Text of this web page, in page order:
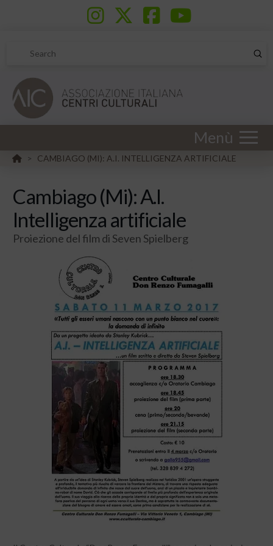
Search
Menù
HOME
> CAMBIAGO (MI): A.I. INTELLIGENZA ARTIFICIALE
Cambiago (Mi): A.I.
Intelligenza artificiale
Proiezione del film di Seven Spielberg